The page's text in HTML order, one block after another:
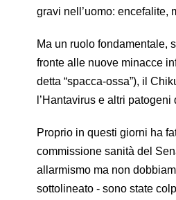
gravi nell’uomo: encefalite,
Ma un ruolo fondamentale,
fronte alle nuove minacce
detta “spacca-ossa”), il
l’Hantavirus e altri
Proprio in questi giorni ha
commissione sanità del
allarmismo ma non
sottolineato - sono state